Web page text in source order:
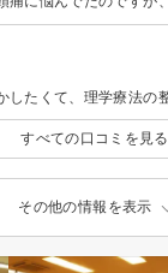
すべての口コミを見る
その他の情報を表示